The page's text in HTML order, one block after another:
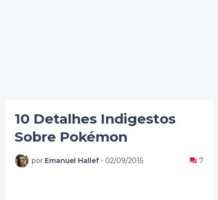
10 Detalhes Indigestos
Sobre Pokémon
por Emanuel Hallef - 02/09/2015 7